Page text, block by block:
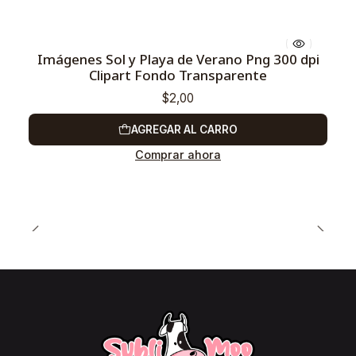
Imágenes Sol y Playa de Verano Png 300 dpi
Clipart Fondo Transparente
$2,00
AGREGAR AL CARRO
Comprar ahora